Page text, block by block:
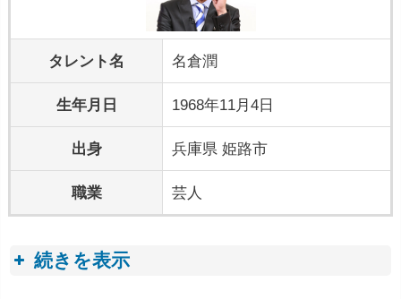
タレント名 名倉潤
生年月日 1968年11月4日
出身 兵庫県 姫路市
職業 芸人
続きを表示